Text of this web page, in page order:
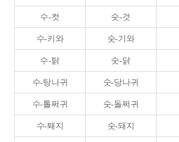
수-컷 숫-것
수-키와 숫-기와
수-탉 숫-닭
수-탕나귀 숫-당나귀
수-톨쩌귀 숫-돌쩌귀
수-퇘지 숫-돼지